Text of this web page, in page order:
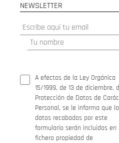
NEWSLETTER
A efectos de la Ley Orgánica
15/1999, de 13 de diciembre,
Protección de Datos de
Personal, se le informa que
datos recabados por este
formulario serán incluidos en
fichero propiedad de